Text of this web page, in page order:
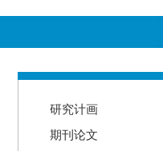
研究计画
期刊论文